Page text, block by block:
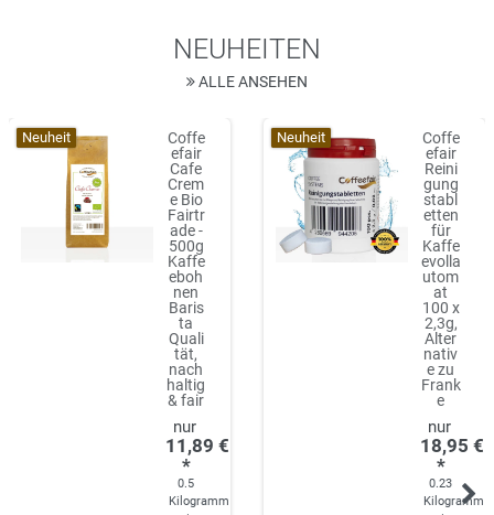
NEUHEITEN
ALLE ANSEHEN
Neuheit
Coffe
efair
Cafe
Crem
e Bio
Fairtr
ade -
500g
Kaffe
eboh
nen
Baris
ta
Quali
tät,
nach
haltig
& fair
11,89 €
*
0.5
Kilogramm
Neuheit
Coffe
efair
Reini
gung
stabl
etten
für
Kaffe
evolla
utom
at
100 x
2,3g,
Alter
nativ
e zu
Frank
e
18,95 €
*
0.23
Kilogramm